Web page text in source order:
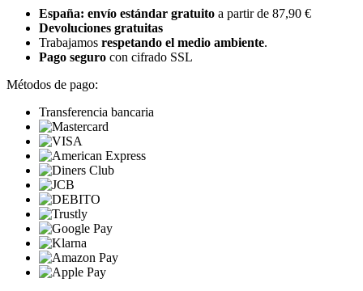
España: envío estándar gratuito a partir de 87,90 €
Devoluciones gratuitas
Trabajamos respetando el medio ambiente.
Pago seguro con cifrado SSL
Métodos de pago:
Transferencia bancaria